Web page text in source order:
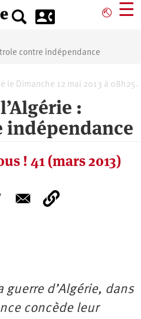
⎋ ☰
contre indépendance
le Dimanche 12 mai 2013 à 08h25.
:
indépendance
! 41 (mars 2013)
guerre d’Algérie, dans
concède leur